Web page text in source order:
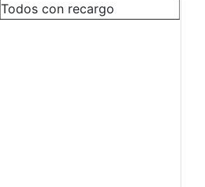
Todos con recargo